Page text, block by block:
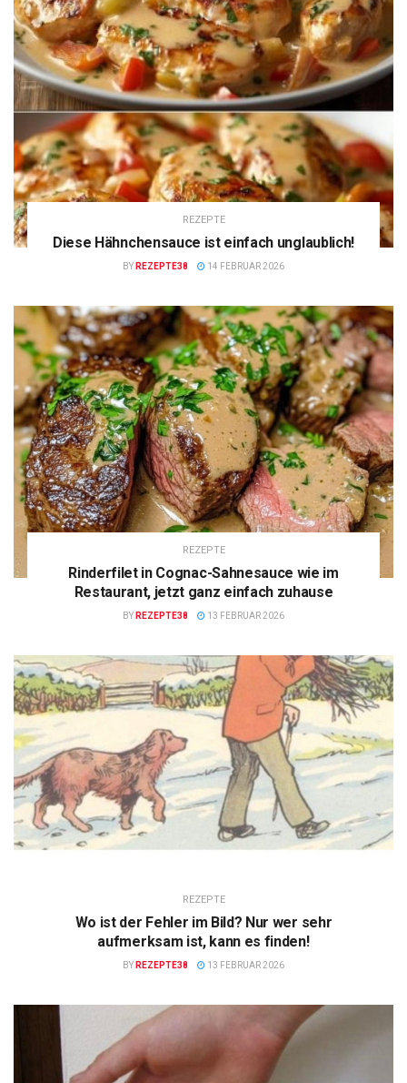
REZEPTE
Diese Hähnchensauce ist einfach unglaublich!
BY REZEPTE38 14 FEBRUAR 2026
REZEPTE
Rinderfilet in Cognac-Sahnesauce wie im
Restaurant, jetzt ganz einfach zuhause
BY REZEPTE38 13 FEBRUAR 2026
REZEPTE
Wo ist der Fehler im Bild? Nur wer sehr
aufmerksam ist, kann es finden!
BY REZEPTE38 13 FEBRUAR 2026